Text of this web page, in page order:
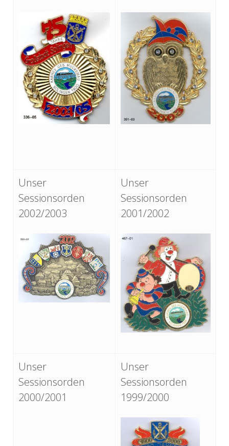
Unser
Sessionsorden
2002/2003
Unser
Sessionsorden
2001/2002
Unser
Sessionsorden
2000/2001
Unser
Sessionsorden
1999/2000